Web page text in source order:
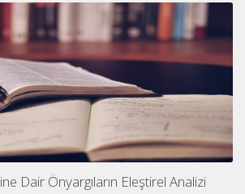
Dair Önyargıların Eleştirel Analizi